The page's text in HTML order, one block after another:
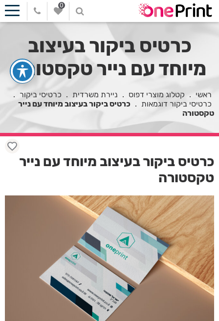
0
כרטיס ביקור בעיצוב
מיוחד עם נייר טקסטורה
ראשי . קטלוג מוצרי דפוס . ניירת משרדית . כרטיסי ביקור .
כרטיסי ביקור דוגמאות . כרטיס ביקור בעיצוב מיוחד עם נייר
טקסטורה
כרטיס ביקור בעיצוב מיוחד עם נייר
טקסטורה